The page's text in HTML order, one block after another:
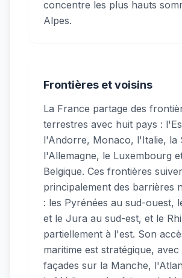
concentre les plus hauts
Alpes.
Frontières et voisins
La France partage des
terrestres avec huit pays :
l'Andorre, Monaco, l'Italie, la
l'Allemagne, le Luxembourg
Belgique. Ces frontières
principalement des barrières
: les Pyrénées au sud-ouest,
et le Jura au sud-est, et le
partiellement à l'est. Son
maritime est stratégique, avec
façades sur la Manche,